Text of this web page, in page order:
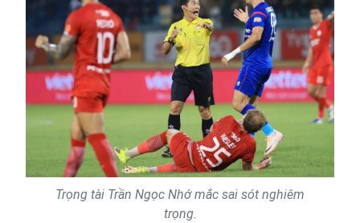
Trọng tài Trần Ngọc Nhớ mắc sai sót nghiêm
trọng.